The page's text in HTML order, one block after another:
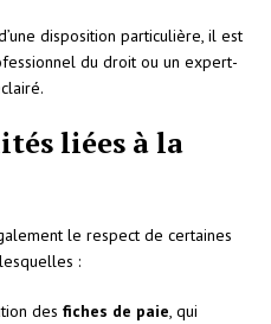
disposition particulière, il est
du droit ou un expert-
liées à la
le respect de certaines
:
des fiches de paie, qui